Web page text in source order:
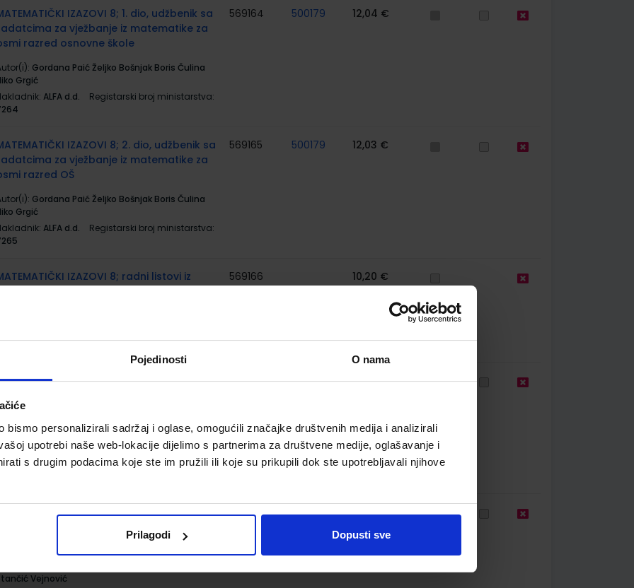
Pojedinosti O nama
bismo personalizirali sadržaj i oglase, omogućili značajke društvenih medija i analizirali
upotrebi naše web-lokacije dijelimo s partnerima za društvene medije, oglašavanje i
s drugim podacima koje ste im pružili ili koje su prikupili dok ste upotrebljavali njihove
Prilagodi Dopusti sve
IZAZOVI 8; 1. dio, udžbenik sa
za vježbanje iz matematike za
razred osnovne škole
Gordana Paić Željko Bošnjak Boris Čulina
Grgić
ALFA d.d.
Registarski broj ministarstva:
569164 500179 12,04 €
IZAZOVI 8; 2. dio, udžbenik sa
za vježbanje iz matematike za
razred OŠ
Gordana Paić Željko Bošnjak Boris Čulina
Grgić
ALFA d.d.
Registarski broj ministarstva:
569165 500179 12,03 €
IZAZOVI 8; radni listovi iz
DOM
569166 10,20 €
udžbenik informatike u
sadržajima
Babić Bubica Dimovski Leko Mihočka Ružić
Vejnović
ŠKOLSKA KNJIGA d.d.
Registarski broj
569201 500163 12,04 €
#MOJPORTAL8; radna bilježnica za
Vejnović
569202 500177 13,60 €